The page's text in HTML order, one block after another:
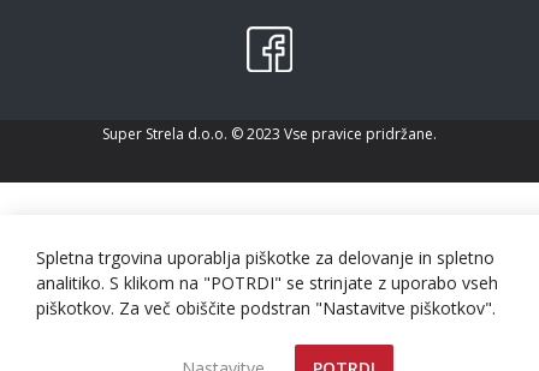
Super Strela d.o.o. © 2023 Vse pravice pridržane.
Spletna trgovina uporablja piškotke za delovanje in spletno
analitiko. S klikom na "POTRDI" se strinjate z uporabo vseh
piškotkov. Za več obiščite podstran "Nastavitve piškotkov".